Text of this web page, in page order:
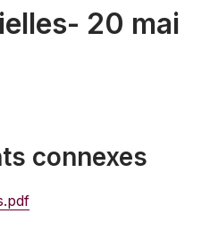
20 mai
connexes